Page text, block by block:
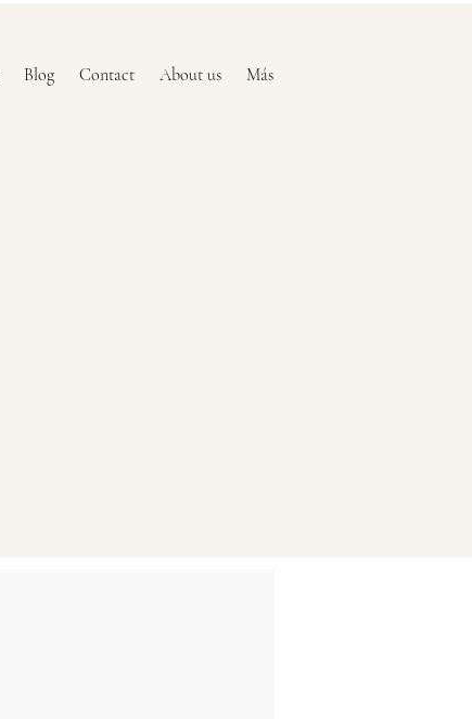
Blog Contact About us Más